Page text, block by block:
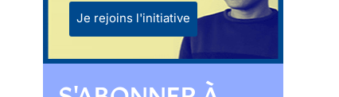
Je rejoins l'initiative